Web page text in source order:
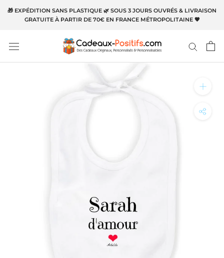
Aller🎁 EXPÉDITION SANS PLASTIQUE 🌿 SOUS 3 JOURS OUVRÉS & LIVRAISON
GRATUITE À PARTIR DE 70€ EN FRANCE MÉTROPOLITAINE 🧡